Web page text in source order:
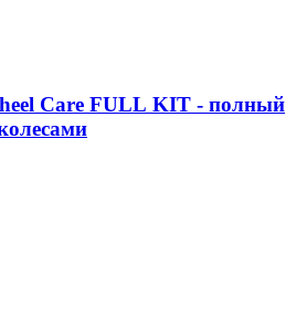
Care FULL KIT - полный